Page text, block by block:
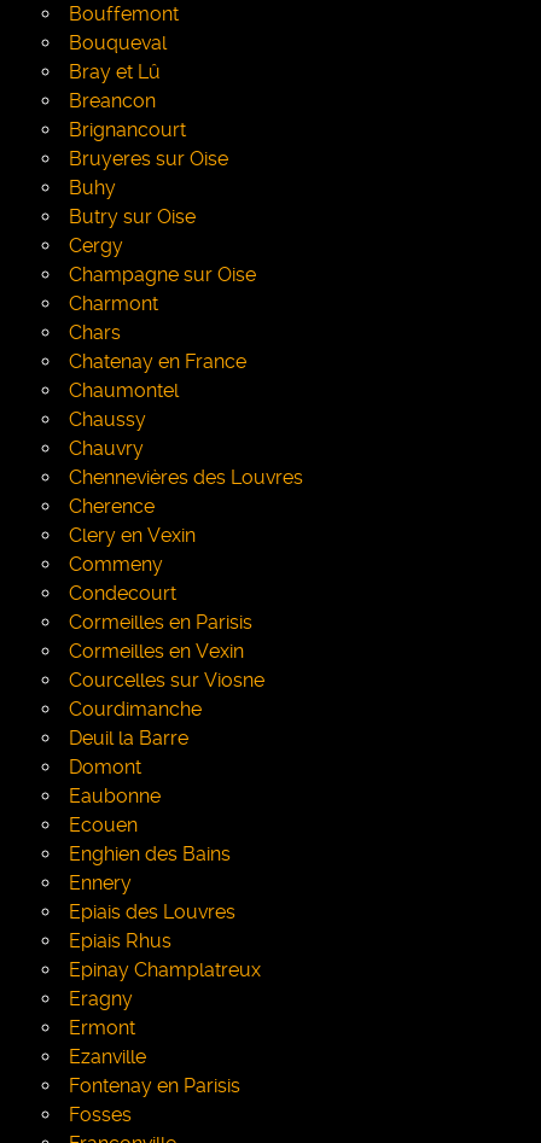
Bouffemont
Bouqueval
Bray et Lû
Breancon
Brignancourt
Bruyeres sur Oise
Buhy
Butry sur Oise
Cergy
Champagne sur Oise
Charmont
Chars
Chatenay en France
Chaumontel
Chaussy
Chauvry
Chennevières des Louvres
Cherence
Clery en Vexin
Commeny
Condecourt
Cormeilles en Parisis
Cormeilles en Vexin
Courcelles sur Viosne
Courdimanche
Deuil la Barre
Domont
Eaubonne
Ecouen
Enghien des Bains
Ennery
Epiais des Louvres
Epiais Rhus
Epinay Champlatreux
Eragny
Ermont
Ezanville
Fontenay en Parisis
Fosses